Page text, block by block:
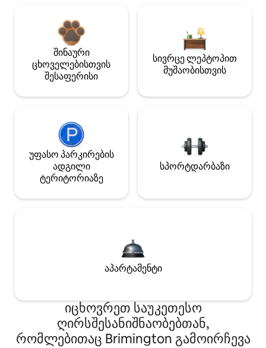
შინაური
ცხოველებისთვის
შესაფერისი
სივრცე ლეპტოპით
მუშაობისთვის
უფასო პარკირების
ადგილი
ტერიტორიაზე
სპორტდარბაზი
აპარტამენტი
იცხოვრეთ საუკეთესო
ღირსშესანიშნაობებთან,
რომლებითაც Brimington გამოირჩევა